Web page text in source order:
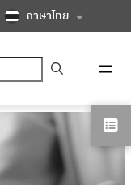
ภาษาไทย